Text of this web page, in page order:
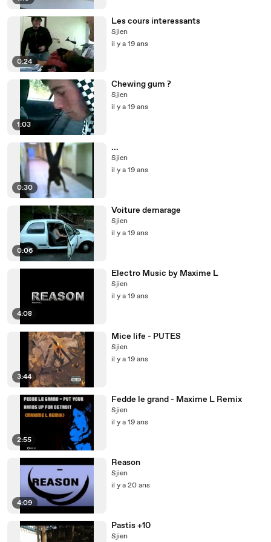
0:24
Les cours interessants
Sjien
il y a 19 ans
1:03
Chewing gum ?
Sjien
il y a 19 ans
0:30
...
Sjien
il y a 19 ans
0:06
Voiture demarage
Sjien
il y a 19 ans
4:08
Electro Music by Maxime L
Sjien
il y a 19 ans
3:44
Mice life - PUTES
Sjien
il y a 19 ans
2:55
Fedde le grand - Maxime L Remix
Sjien
il y a 19 ans
4:09
Reason
Sjien
il y a 20 ans
Pastis +10
Sjien